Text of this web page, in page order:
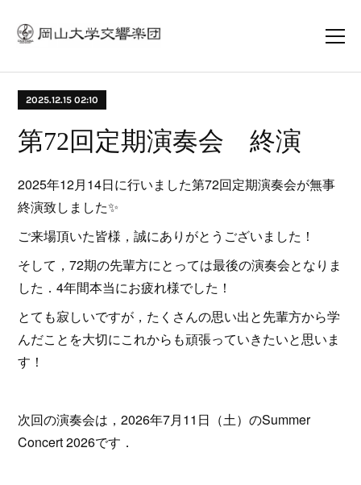
2025.12.15 02:10
第72回定期演奏会 終演
2025年12月14日に行いました第72回定期演奏会が無事
終演致しました✨
ご来場頂いた皆様，誠にありがとうございました！
そして，72期の先輩方にとっては最後の演奏会となりま
した．4年間本当にお疲れ様でした！
とても寂しいですが，たくさんの思い出と先輩方から学
んだことを大切にこれからも頑張っていきたいと思いま
す！
次回の演奏会は，2026年7月11日（土）のSummer
Concert 2026です．